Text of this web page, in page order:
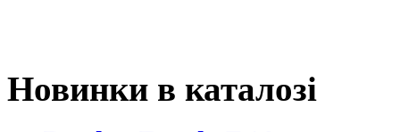
Новинки в каталозі